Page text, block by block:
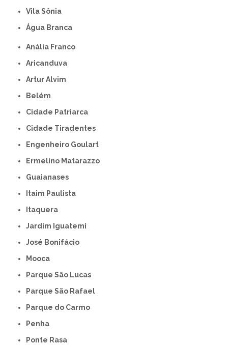
Vila Sônia
Água Branca
Anália Franco
Aricanduva
Artur Alvim
Belém
Cidade Patriarca
Cidade Tiradentes
Engenheiro Goulart
Ermelino Matarazzo
Guaianases
Itaim Paulista
Itaquera
Jardim Iguatemi
José Bonifácio
Mooca
Parque São Lucas
Parque São Rafael
Parque do Carmo
Penha
Ponte Rasa